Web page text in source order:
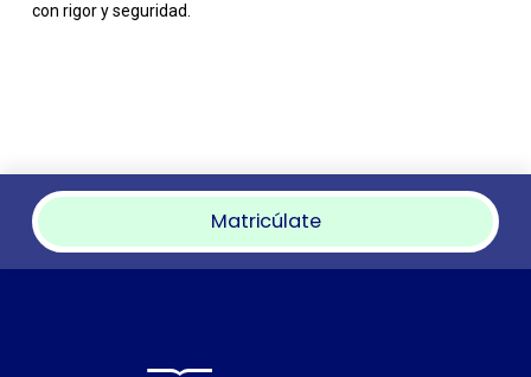
con rigor y seguridad.
Matricúlate